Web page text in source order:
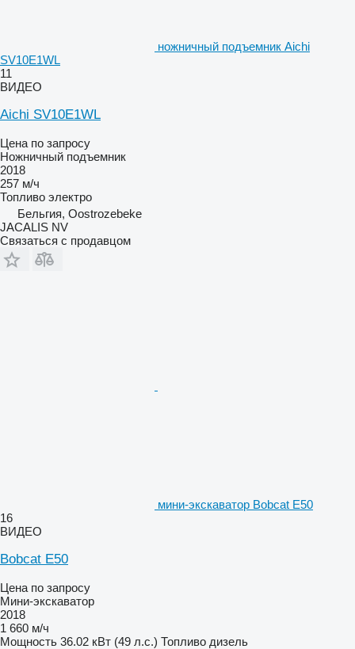
ножничный подъемник Aichi
SV10E1WL
11
ВИДЕО
Aichi SV10E1WL
Цена по запросу
Ножничный подъемник
2018
257 м/ч
Топливо электро
Бельгия, Oostrozebeke
JACALIS NV
Связаться с продавцом
мини-экскаватор Bobcat E50
16
ВИДЕО
Bobcat E50
Цена по запросу
Мини-экскаватор
2018
1 660 м/ч
Мощность 36.02 кВт (49 л.с.) Топливо дизель